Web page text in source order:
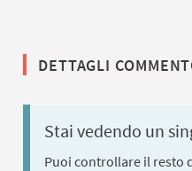
DETTAGLI
Stai vedendo un
Puoi controllare il resto